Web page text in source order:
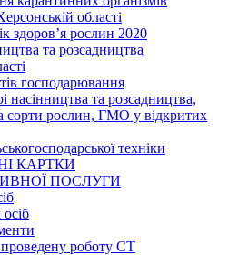
області
здоров’я рослин 2020
та розсадництва
господарювання
насінництва та розсадництва,
сорти рослин, ГМО у відкритих
техніки
КАРТКИ
ПОСЛУГИ
роботу СТ